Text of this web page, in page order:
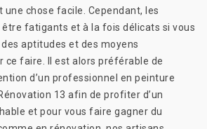
une chose facile. Cependant, les
fatigants et à la fois délicats si vous
aptitudes et des moyens
ce faire. Il est alors préférable de
d’un professionnel en peinture
13 afin de profiter d’un
et pour vous faire gagner du